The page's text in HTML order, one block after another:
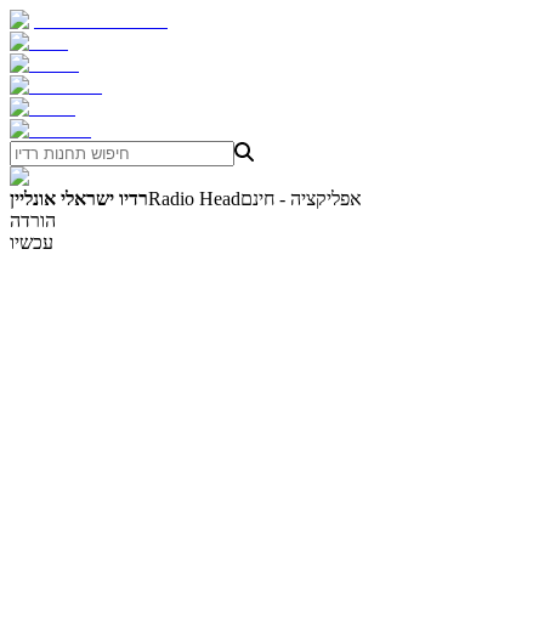
רדיו ישראלי אונלייןRadio Headאפליקציה - חינם
הורדה
עכשיו